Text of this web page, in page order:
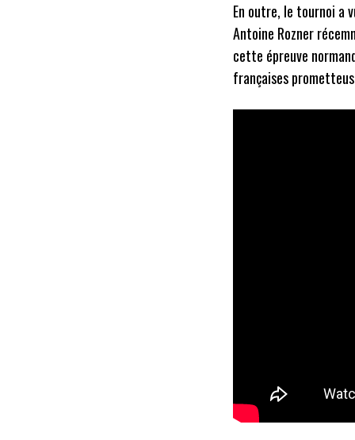
En outre, le tournoi a
Antoine Rozner
cette épreuve
françaises